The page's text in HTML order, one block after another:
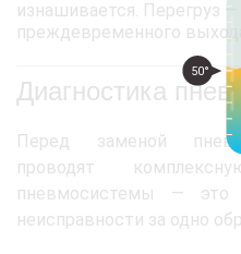
50°
изнашивается. Перегруз
преждевременного
Диагностика
Перед заменой
проводят
пневмосистемы — это
неисправности за одно